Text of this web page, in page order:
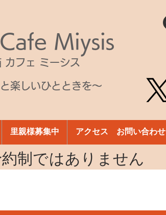
Miysis
カフェ ミーシス
楽しいひとときを～
里親様募集中 アクセス お問い合わせ
制ではありません